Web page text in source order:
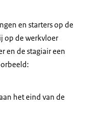
en starters op de
op de werkvloer
en de stagiair een
het eind van de